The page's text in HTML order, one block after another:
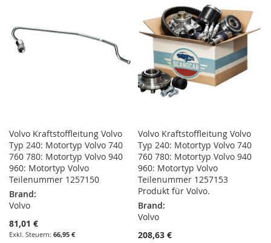
Volvo Kraftstoffleitung Volvo
Typ 240: Motortyp Volvo 740
760 780: Motortyp Volvo 940
960: Motortyp Volvo
Teilenummer 1257150
Brand:
Volvo
81,01 €
66,95 €
Volvo Kraftstoffleitung Volvo
Typ 240: Motortyp Volvo 740
760 780: Motortyp Volvo 940
960: Motortyp Volvo
Teilenummer 1257153
Produkt für Volvo.
Brand:
Volvo
208,63 €